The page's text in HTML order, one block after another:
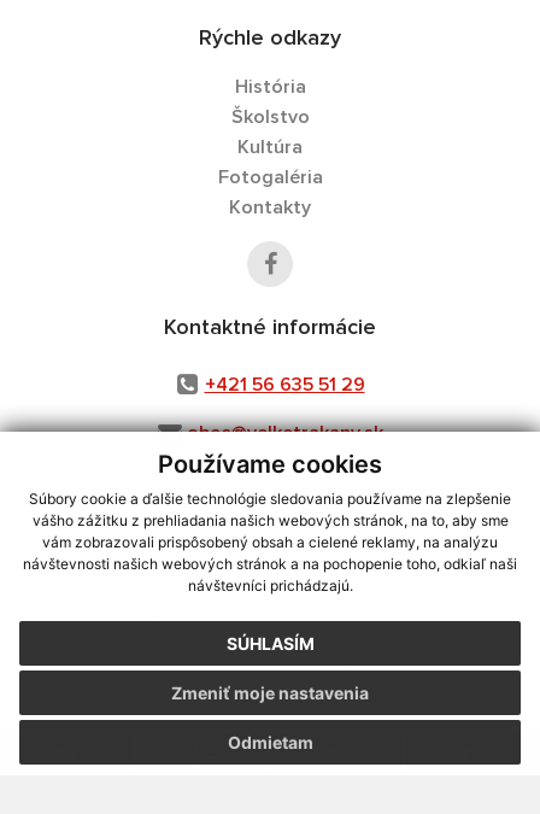
Používame cookies
Súbory cookie a ďalšie technológie sledovania používame na zlepšenie
vášho zážitku z prehliadania našich webových stránok, na to, aby sme
vám zobrazovali prispôsobený obsah a cielené reklamy, na analýzu
návštevnosti našich webových stránok a na pochopenie toho, odkiaľ naši
návštevníci prichádzajú.
SÚHLASÍM
Odmietam
Zmeniť moje nastavenia
Rýchle odkazy
História
Školstvo
Kultúra
Fotogaléria
Kontakty
Kontaktné informácie
+421 56 635 51 29
obec@velketrakany.sk
využite možnosť získavania aktuálnych informácií s využitím RSS
CMS systém (redakčný) systém ECHELON 2,Mapa stránok,web portál
webex.digital, s.r.o.,domény,registrácia domény
Posledná aktualizácia:03.08.2026
Vytlačiť stránku|Vyhlásenie o prístupnosti